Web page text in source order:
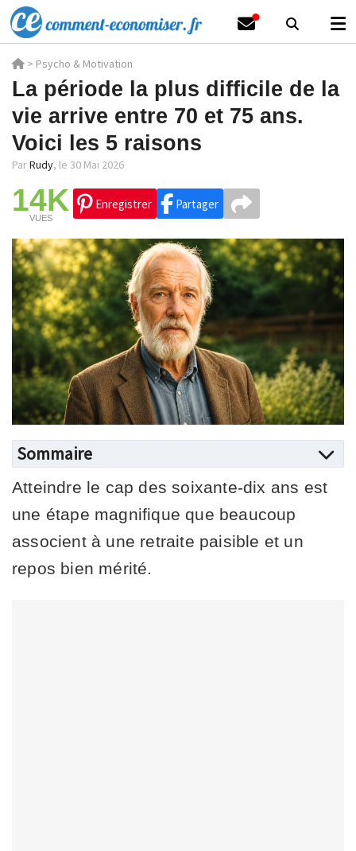
> Psycho & Motivation
La période la plus difficile de la
vie arrive entre 70 et 75 ans.
Voici les 5 raisons
ParRudy, le 30 Mai 2026
14K
VUES
Enregistrer Partager
Sommaire
Atteindre le cap des soixante-dix ans est
une étape magnifique que beaucoup
associent à une retraite paisible et un
repos bien mérité.